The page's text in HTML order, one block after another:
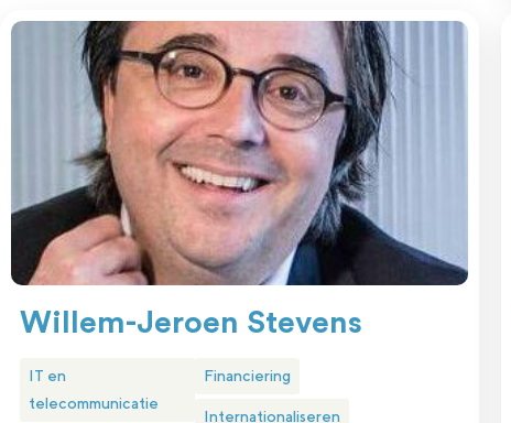
Willem-Jeroen Stevens
IT en
telecommunicatie
Financiering
Internationaliseren